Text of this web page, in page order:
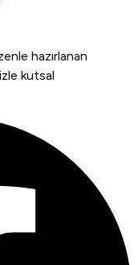
hazırlanan
kutsal